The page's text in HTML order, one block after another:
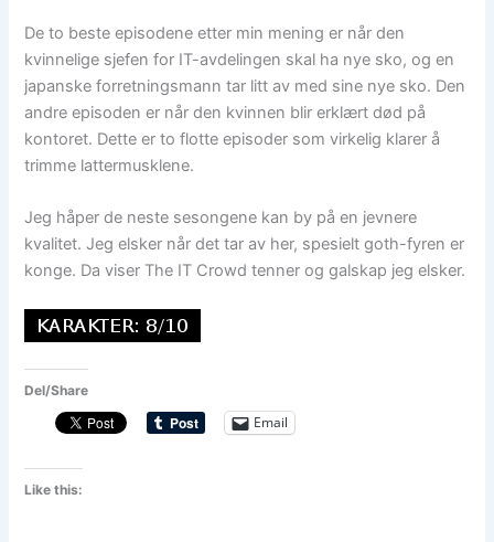
De to beste episodene etter min mening er når den
kvinnelige sjefen for IT-avdelingen skal ha nye sko, og en
japanske forretningsmann tar litt av med sine nye sko. Den
andre episoden er når den kvinnen blir erklært død på
kontoret. Dette er to flotte episoder som virkelig klarer å
trimme lattermusklene.
Jeg håper de neste sesongene kan by på en jevnere
kvalitet. Jeg elsker når det tar av her, spesielt goth-fyren er
konge. Da viser The IT Crowd tenner og galskap jeg elsker.
Del/Share
Email
Like this: